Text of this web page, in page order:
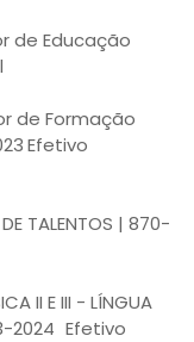
de Educação
de Formação
Efetivo
TALENTOS | 870-
II E III - LÍNGUA
2024 Efetivo